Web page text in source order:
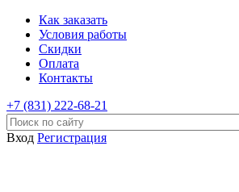
Как заказать
Условия работы
Скидки
Оплата
Контакты
+7 (831) 222-68-21
Вход Регистрация